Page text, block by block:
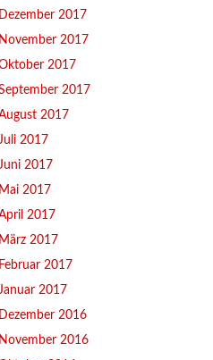
Dezember 2017
November 2017
2017
2017
2017
2017
2017
Mai 2017
2017
März 2017
Februar 2017
2017
Dezember 2016
November 2016